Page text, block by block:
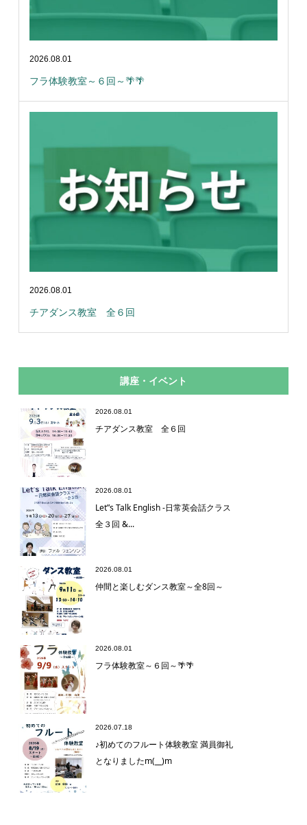
2026.08.01
フラ体験教室～６回～🌴🌴
2026.08.01
チアダンス教室 全６回
講座・イベント
2026.08.01
チアダンス教室 全６回
2026.08.01
Let”s Talk English -日常英会話クラス
全３回 &...
2026.08.01
仲間と楽しむダンス教室～全8回～
2026.08.01
フラ体験教室～６回～🌴🌴
2026.07.18
♪初めてのフルート体験教室 満員御礼
となりましたm(__)m